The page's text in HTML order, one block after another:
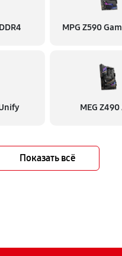
MPG Z590
MEG Z490
Показать всё